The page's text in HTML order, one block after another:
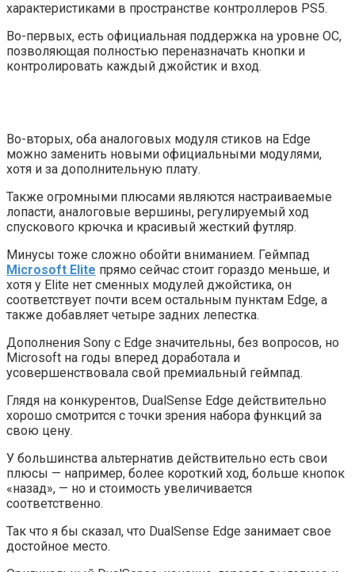
характеристиками в пространстве контроллеров PS5.
Во-первых, есть официальная поддержка на уровне ОС,
позволяющая полностью переназначать кнопки и
контролировать каждый джойстик и вход.
Во-вторых, оба аналоговых модуля стиков на Edge
можно заменить новыми официальными модулями,
хотя и за дополнительную плату.
Также огромными плюсами являются настраиваемые
лопасти, аналоговые вершины, регулируемый ход
спускового крючка и красивый жесткий футляр.
Минусы тоже сложно обойти вниманием. Геймпад
Microsoft Elite прямо сейчас стоит гораздо меньше, и
хотя у Elite нет сменных модулей джойстика, он
соответствует почти всем остальным пунктам Edge, а
также добавляет четыре задних лепестка.
Дополнения Sony с Edge значительны, без вопросов, но
Microsoft на годы вперед доработала и
усовершенствовала свой премиальный геймпад.
Глядя на конкурентов, DualSense Edge действительно
хорошо смотрится с точки зрения набора функций за
свою цену.
У большинства альтернатив действительно есть свои
плюсы — например, более короткий ход, больше кнопок
«назад», — но и стоимость увеличивается
соответственно.
Так что я бы сказал, что DualSense Edge занимает свое
достойное место.